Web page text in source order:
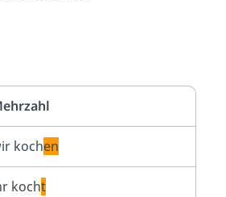
kochen
kocht